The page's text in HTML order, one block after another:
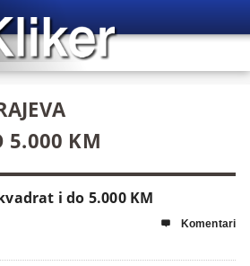
5.000 KM
i do 5.000 KM
 Komentari